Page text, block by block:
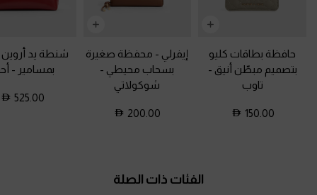
حافظة بطاقات كليو
بتصميم مبطّن أنيق -
تاوب
150.00
إيفرلي - محفظة صغيرة
بسحاب محيطي -
شوكولاتي
200.00
شنطة يد أروين
بمسامير -
525.00
الفئات ذات الصلة